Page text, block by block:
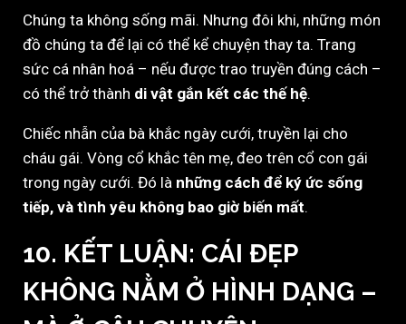
Chúng ta không sống mãi. Nhưng đôi khi, những món
đồ chúng ta để lại có thể kể chuyện thay ta. Trang
sức cá nhân hoá – nếu được trao truyền đúng cách –
có thể trở thành di vật gắn kết các thế hệ.
Chiếc nhẫn của bà khắc ngày cưới, truyền lại cho
cháu gái. Vòng cổ khắc tên mẹ, đeo trên cổ con gái
trong ngày cưới. Đó là những cách để ký ức sống
tiếp, và tình yêu không bao giờ biến mất.
10. KẾT LUẬN: CÁI ĐẸP
KHÔNG NẰM Ở HÌNH DẠNG –